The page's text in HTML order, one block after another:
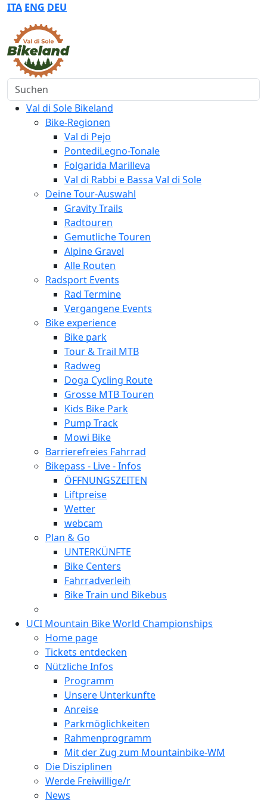
ITA ENG DEU
Suchen
Val di Sole Bikeland
Bike-Regionen
Val di Pejo
PontediLegno-Tonale
Folgarida Marilleva
Val di Rabbi e Bassa Val di Sole
Deine Tour-Auswahl
Gravity Trails
Radtouren
Gemutliche Touren
Alpine Gravel
Alle Routen
Radsport Events
Rad Termine
Vergangene Events
Bike experience
Bike park
Tour & Trail MTB
Radweg
Doga Cycling Route
Grosse MTB Touren
Kids Bike Park
Pump Track
Mowi Bike
Barrierefreies Fahrrad
Bikepass - Live - Infos
ÖFFNUNGSZEITEN
Liftpreise
Wetter
webcam
Plan & Go
UNTERKÜNFTE
Bike Centers
Fahrradverleih
Bike Train und Bikebus
UCI Mountain Bike World Championships
Home page
Tickets entdecken
Nützliche Infos
Programm
Unsere Unterkunfte
Anreise
Parkmöglichkeiten
Rahmenprogramm
Mit der Zug zum Mountainbike-WM
Die Disziplinen
Werde Freiwillige/r
News